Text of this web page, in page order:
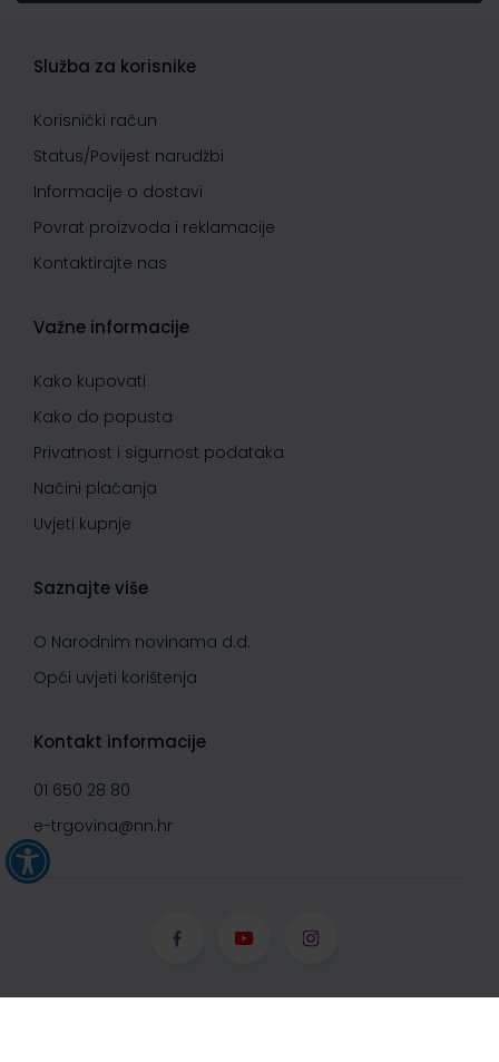
Služba za korisnike
Korisnički račun
Status/Povijest narudžbi
Informacije o dostavi
Povrat proizvoda i reklamacije
Kontaktirajte nas
Važne informacije
Kako kupovati
Kako do popusta
Privatnost i sigurnost podataka
Načini plaćanja
Uvjeti kupnje
Saznajte više
O Narodnim novinama d.d.
Opći uvjeti korištenja
Kontakt informacije
01 650 28 80
e-trgovina@nn.hr